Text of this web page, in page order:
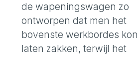
de wapeningswagen zo
ontworpen dat men het
bovenste werkbordes
laten zakken, terwijl het